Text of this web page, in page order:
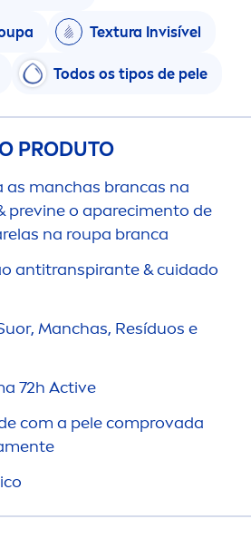
Textura Invisível
Todos os tipos de pele
PRODUTO
as manchas brancas na
previne o aparecimento de
na roupa branca
antitranspirante & cuidado
Manchas, Resíduos e
72h Active
com a pele comprovada
mente